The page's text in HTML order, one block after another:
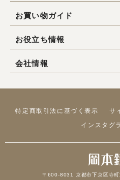
お買い物ガイド
お役立ち情報
会社情報
特定商取引法に基づく表示 サ
インスタグ
〒600-8031 京都市下京区寺